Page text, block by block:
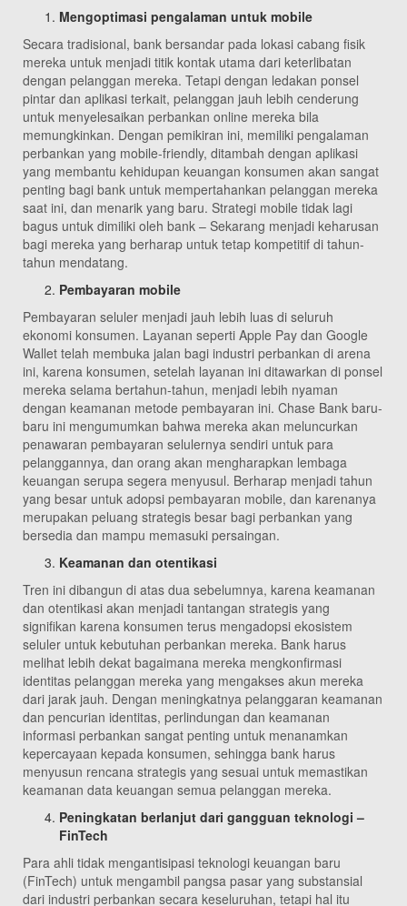
Mengoptimasi pengalaman untuk mobile
Secara tradisional, bank bersandar pada lokasi cabang fisik
mereka untuk menjadi titik kontak utama dari keterlibatan
dengan pelanggan mereka. Tetapi dengan ledakan ponsel
pintar dan aplikasi terkait, pelanggan jauh lebih cenderung
untuk menyelesaikan perbankan online mereka bila
memungkinkan. Dengan pemikiran ini, memiliki pengalaman
perbankan yang mobile-friendly, ditambah dengan aplikasi
yang membantu kehidupan keuangan konsumen akan sangat
penting bagi bank untuk mempertahankan pelanggan mereka
saat ini, dan menarik yang baru. Strategi mobile tidak lagi
bagus untuk dimiliki oleh bank – Sekarang menjadi keharusan
bagi mereka yang berharap untuk tetap kompetitif di tahun-
tahun mendatang.
Pembayaran mobile
Pembayaran seluler menjadi jauh lebih luas di seluruh
ekonomi konsumen. Layanan seperti Apple Pay dan Google
Wallet telah membuka jalan bagi industri perbankan di arena
ini, karena konsumen, setelah layanan ini ditawarkan di ponsel
mereka selama bertahun-tahun, menjadi lebih nyaman
dengan keamanan metode pembayaran ini. Chase Bank baru-
baru ini mengumumkan bahwa mereka akan meluncurkan
penawaran pembayaran selulernya sendiri untuk para
pelanggannya, dan orang akan mengharapkan lembaga
keuangan serupa segera menyusul. Berharap menjadi tahun
yang besar untuk adopsi pembayaran mobile, dan karenanya
merupakan peluang strategis besar bagi perbankan yang
bersedia dan mampu memasuki persaingan.
Keamanan dan otentikasi
Tren ini dibangun di atas dua sebelumnya, karena keamanan
dan otentikasi akan menjadi tantangan strategis yang
signifikan karena konsumen terus mengadopsi ekosistem
seluler untuk kebutuhan perbankan mereka. Bank harus
melihat lebih dekat bagaimana mereka mengkonfirmasi
identitas pelanggan mereka yang mengakses akun mereka
dari jarak jauh. Dengan meningkatnya pelanggaran keamanan
dan pencurian identitas, perlindungan dan keamanan
informasi perbankan sangat penting untuk menanamkan
kepercayaan kepada konsumen, sehingga bank harus
menyusun rencana strategis yang sesuai untuk memastikan
keamanan data keuangan semua pelanggan mereka.
Peningkatan berlanjut dari gangguan teknologi –
FinTech
Para ahli tidak mengantisipasi teknologi keuangan baru
(FinTech) untuk mengambil pangsa pasar yang substansial
dari industri perbankan secara keseluruhan, tetapi hal itu